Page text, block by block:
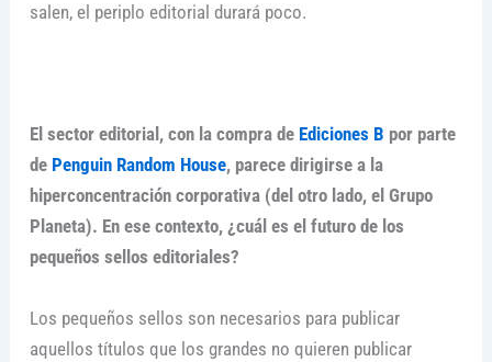
salen, el periplo editorial durará poco.
El sector editorial, con la compra de Ediciones B por parte
de Penguin Random House, parece dirigirse a la
hiperconcentración corporativa (del otro lado, el Grupo
Planeta). En ese contexto, ¿cuál es el futuro de los
pequeños sellos editoriales?
Los pequeños sellos son necesarios para publicar
aquellos títulos que los grandes no quieren publicar